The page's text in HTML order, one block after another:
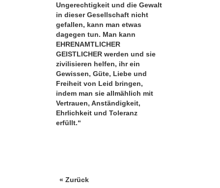
Ungerechtigkeit und die Gewalt
in dieser Gesellschaft nicht
gefallen, kann man etwas
dagegen tun. Man kann
EHRENAMTLICHER
GEISTLICHER werden und sie
zivilisieren helfen, ihr ein
Gewissen, Güte, Liebe und
Freiheit von Leid bringen,
indem man sie allmählich mit
Vertrauen, Anständigkeit,
Ehrlichkeit und Toleranz
erfüllt.“
« Zurück